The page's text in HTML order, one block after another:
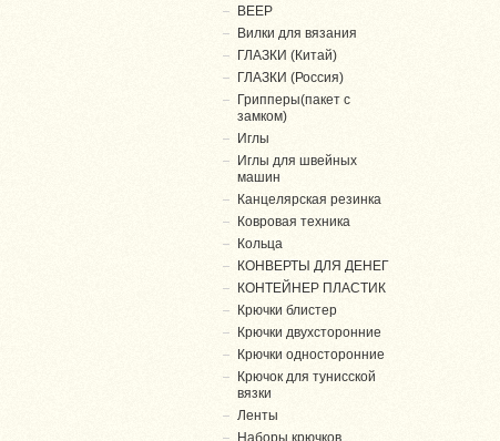
ВЕЕР
Вилки для вязания
ГЛАЗКИ (Китай)
ГЛАЗКИ (Россия)
Грипперы(пакет с
замком)
Иглы
Иглы для швейных
машин
Канцелярская резинка
Ковровая техника
Кольца
КОНВЕРТЫ ДЛЯ ДЕНЕГ
КОНТЕЙНЕР ПЛАСТИК
Крючки блистер
Крючки двухсторонние
Крючки односторонние
Крючок для тунисской
вязки
Ленты
Наборы крючков